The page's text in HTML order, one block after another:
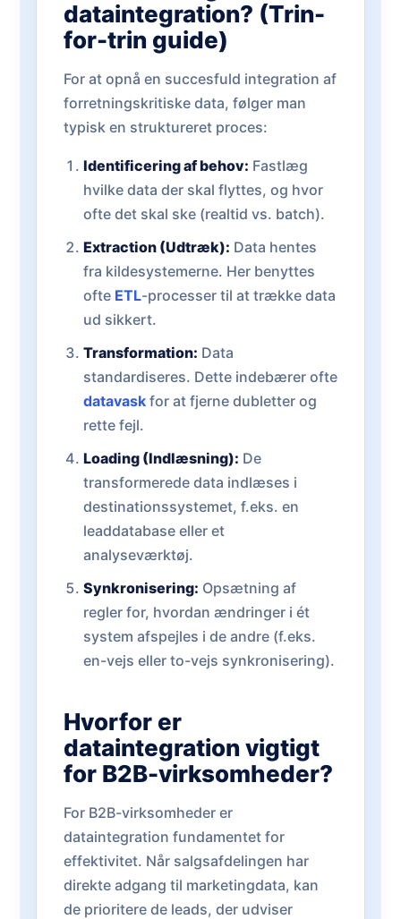
dataintegration? (Trin-
for-trin guide)
For at opnå en succesfuld integration af
forretningskritiske data, følger man
typisk en struktureret proces:
Identificering af behov: Fastlæg
hvilke data der skal flyttes, og hvor
ofte det skal ske (realtid vs. batch).
Extraction (Udtræk): Data hentes
fra kildesystemerne. Her benyttes
ofte ETL-processer til at trække data
ud sikkert.
Transformation: Data
standardiseres. Dette indebærer ofte
datavaskfor at fjerne dubletter og
rette fejl.
Loading (Indlæsning): De
transformerede data indlæses i
destinationssystemet, f.eks. en
leaddatabase eller et
analyseværktøj.
Synkronisering: Opsætning af
regler for, hvordan ændringer i ét
system afspejles i de andre (f.eks.
en-vejs eller to-vejs synkronisering).
Hvorfor er
dataintegration vigtigt
for B2B-virksomheder?
For B2B-virksomheder er
dataintegration fundamentet for
effektivitet. Når salgsafdelingen har
direkte adgang til marketingdata, kan
de prioritere de leads, der udviser